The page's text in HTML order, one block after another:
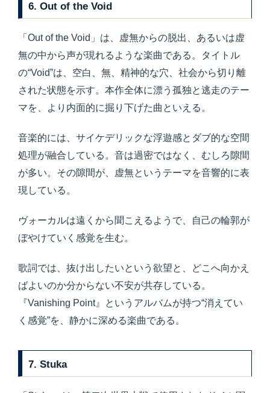
6. Out of the Void
「Out of the Void」は、虚無からの脱出、あるいは虚
無の中から声が現れるような楽曲である。タイトル
の“Void”は、空白、無、精神的な穴、社会から切り離
された状態を示す。本作全体に漂う孤独と逃走のテー
マを、より内面的に掘り下げた曲といえる。
音楽的には、サイケデリックな浮遊感とダブ的な空間
処理が融合している。音は過密ではなく、むしろ隙間
が多い。その隙間が、虚無というテーマを音響的に表
現している。
ヴォーカルは遠くから聞こえるようで、自己の輪郭が
ぼやけていく感覚を生む。
歌詞では、抜け出したいという欲望と、どこへ向かえ
ばよいのか分からない不安が共存している。
『Vanishing Point』というアルバムが持つ“消えてい
く感覚”を、静かに深める楽曲である。
7. Stuka